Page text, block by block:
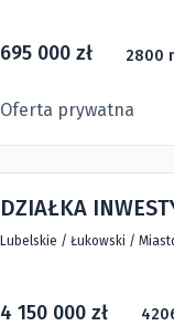
695 000 zł 2800
Oferta prywatna
DZIAŁKA
Lubelskie / Łukowski /
4 150 000 zł